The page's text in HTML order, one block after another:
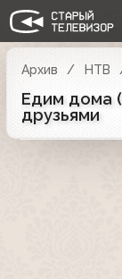
Архив НТВ
Едим дома
друзьями